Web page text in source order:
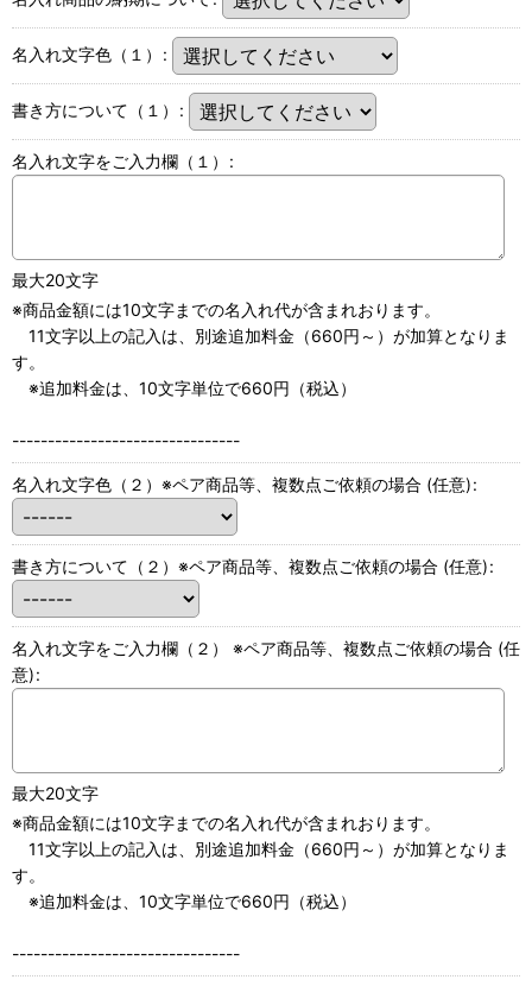
名入れ文字色（１） :
書き方について（１） :
名入れ文字をご入力欄（１） :
最大20文字
※商品金額には10文字までの名入れ代が含まれおります。
11文字以上の記入は、別途追加料金（660円～）が加算となりま
す。
※追加料金は、10文字単位で660円（税込）
--------------------------------
名入れ文字色（２）※ペア商品等、複数点ご依頼の場合 (任意):
書き方について（２）※ペア商品等、複数点ご依頼の場合 (任意):
名入れ文字をご入力欄（２） ※ペア商品等、複数点ご依頼の場合 (任
意):
最大20文字
※商品金額には10文字までの名入れ代が含まれおります。
11文字以上の記入は、別途追加料金（660円～）が加算となりま
す。
※追加料金は、10文字単位で660円（税込）
--------------------------------